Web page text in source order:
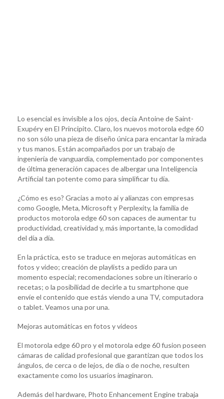
Lo esencial es invisible a los ojos, decía Antoine de Saint-
Exupéry en El Principito. Claro, los nuevos motorola edge 60
no son sólo una pieza de diseño única para encantar la mirada
y tus manos. Están acompañados por un trabajo de
ingeniería de vanguardia, complementado por componentes
de última generación capaces de albergar una Inteligencia
Artificial tan potente como para simplificar tu día.
¿Cómo es eso? Gracias a moto ai y alianzas con empresas
como Google, Meta, Microsoft y Perplexity, la familia de
productos motorola edge 60 son capaces de aumentar tu
productividad, creatividad y, más importante, la comodidad
del día a día.
En la práctica, esto se traduce en mejoras automáticas en
fotos y video; creación de playlists a pedido para un
momento especial; recomendaciones sobre un itinerario o
recetas; o la posibilidad de decirle a tu smartphone que
envíe el contenido que estás viendo a una TV, computadora
o tablet. Veamos una por una.
Mejoras automáticas en fotos y videos
El motorola edge 60 pro y el motorola edge 60 fusion poseen
cámaras de calidad profesional que garantizan que todos los
ángulos, de cerca o de lejos, de día o de noche, resulten
exactamente como los usuarios imaginaron.
Además del hardware, Photo Enhancement Engine trabaja